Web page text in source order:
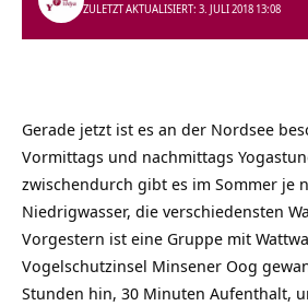
ZULETZT AKTUALISIERT: 3. JULI 2018 13:08
Gerade jetzt ist es an der Nordsee
Vormittags und nachmittags
zwischendurch gibt es im Sommer je
Niedrigwasser, die verschiedensten
Vorgestern ist eine Gruppe mit
Vogelschutzinsel Minsener Oog
Stunden hin, 30 Minuten Aufenthalt,